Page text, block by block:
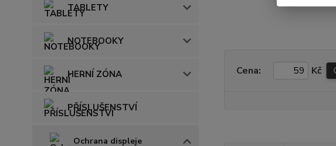
TABLETY
NOTEBOOKY
HERNÍ ZÓNA
PŘÍSLUŠENSTVÍ
Ochrana displeje
Cena: Kč